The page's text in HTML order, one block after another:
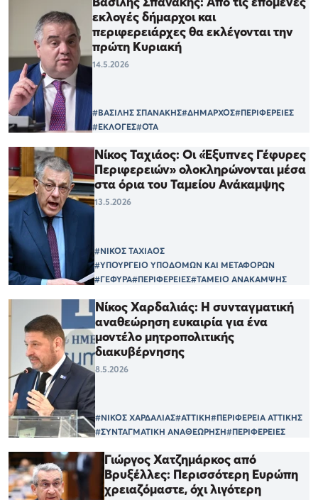
εκλογές δήμαρχοι και
περιφερειάρχες θα εκλέγονται την
πρώτη Κυριακή
14.5.2026
#ΒΑΣΙΛΗΣ ΣΠΑΝΑΚΗΣ#ΔΗΜΑΡΧΟΣ#ΠΕΡΙΦΕΡΕΙΕΣ
#ΕΚΛΟΓΕΣ#ΟΤΑ
Νίκος Ταχιάος: Οι «Έξυπνες Γέφυρες
Περιφερειών» ολοκληρώνονται μέσα
στα όρια του Ταμείου Ανάκαμψης
13.5.2026
#ΝΙΚΟΣ ΤΑΧΙΑΟΣ
#ΥΠΟΥΡΓΕΙΟ ΥΠΟΔΟΜΩΝ ΚΑΙ ΜΕΤΑΦΟΡΩΝ
#ΓΕΦΥΡΑ#ΠΕΡΙΦΕΡΕΙΕΣ#ΤΑΜΕΙΟ ΑΝΑΚΑΜΨΗΣ
Νίκος Χαρδαλιάς: Η συνταγματική
αναθεώρηση ευκαιρία για ένα
μοντέλο μητροπολιτικής
διακυβέρνησης
8.5.2026
#ΝΙΚΟΣ ΧΑΡΔΑΛΙΑΣ#ΑΤΤΙΚΗ#ΠΕΡΙΦΕΡΕΙΑ ΑΤΤΙΚΗΣ
#ΣΥΝΤΑΓΜΑΤΙΚΗ ΑΝΑΘΕΩΡΗΣΗ#ΠΕΡΙΦΕΡΕΙΕΣ
Γιώργος Χατζημάρκος από
Βρυξέλλες: Περισσότερη Ευρώπη
χρειαζόμαστε, όχι λιγότερη